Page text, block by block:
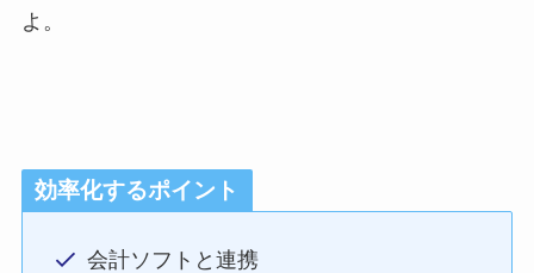
よ。
効率化するポイント
会計ソフトと連携